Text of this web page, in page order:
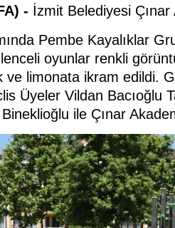
- İzmit Belediyesi
Pembe Kayalıklar
oyunlar renkli
ve limonata ikram edildi.
Üyeler Vildan Bacıoğlu
ile Çınar